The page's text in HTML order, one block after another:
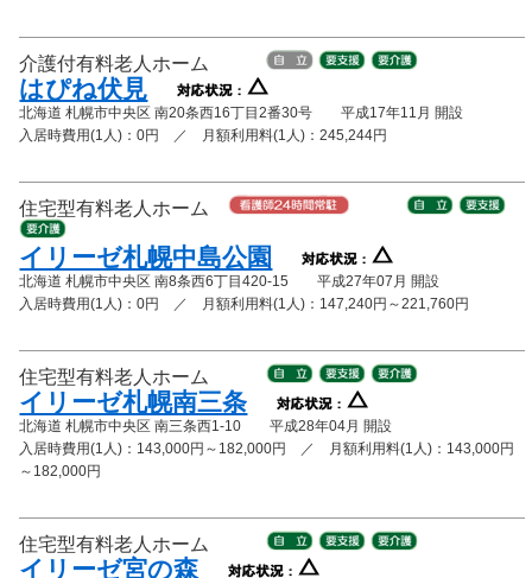
介護付有料老人ホーム
はぴね伏見
北海道 札幌市中央区 南20条西16丁目2番30号 平成17年11月 開設
入居時費用(1人)：0円 ／ 月額利用料(1人)：245,244円
住宅型有料老人ホーム
イリーゼ札幌中島公園
北海道 札幌市中央区 南8条西6丁目420-15 平成27年07月 開設
入居時費用(1人)：0円 ／ 月額利用料(1人)：147,240円～221,760円
住宅型有料老人ホーム
イリーゼ札幌南三条
北海道 札幌市中央区 南三条西1-10 平成28年04月 開設
入居時費用(1人)：143,000円～182,000円 ／ 月額利用料(1人)：143,000円
～182,000円
住宅型有料老人ホーム
イリーゼ宮の森